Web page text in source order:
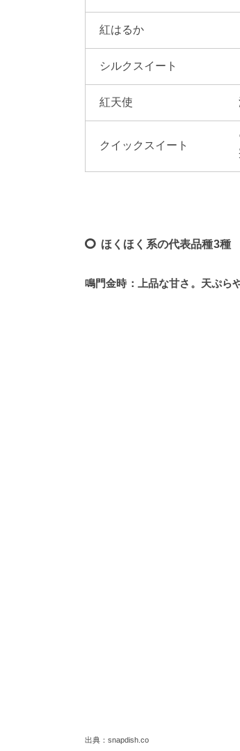
紅はるか
シルクスイート
紅天使
クイックスイート
ほくほく系の代表品種3種
鳴門金時：上品な甘さ。天ぷら
出典：snapdish.co